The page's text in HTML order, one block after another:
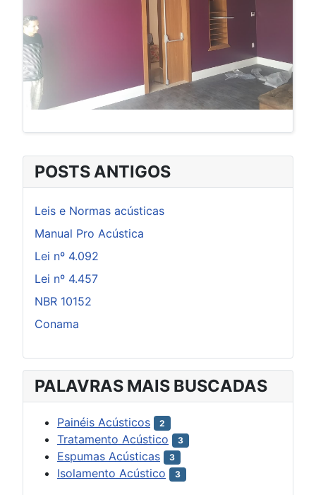
POSTS ANTIGOS
Leis e Normas acústicas
Manual Pro Acústica
Lei nº 4.092
Lei nº 4.457
NBR 10152
Conama
PALAVRAS MAIS BUSCADAS
Painéis Acústicos 2
Tratamento Acústico 3
Espumas Acústicas 3
Isolamento Acústico 3